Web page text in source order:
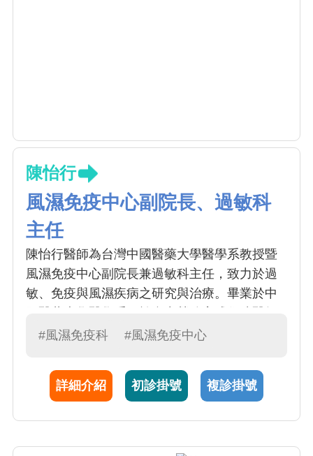
陳怡行
風濕免疫中心副院長、過敏科
主任
陳怡行醫師為台灣中國醫藥大學醫學系教授暨
風濕免疫中心副院長兼過敏科主任，致力於過
敏、免疫與風濕疾病之研究與治療。畢業於中
與專科訓練，2004-2009年獲東海大學分子過敏
學院進修。歷任台中榮總過敏免疫風濕科主
任、內科部副部主任，並曾任中華民國免疫學
親切，2009年榮獲商業周刊台灣百大良醫。
#風濕免疫科 #風濕免疫中心
詳細介紹 初診掛號 複診掛號